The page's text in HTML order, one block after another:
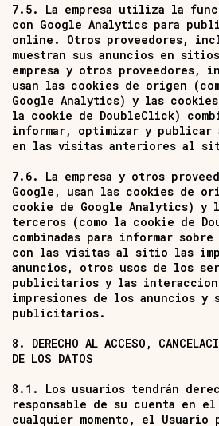
7.5. La empresa utiliza la
con Google Analytics para
online. Otros proveedores,
muestran sus anuncios en
empresa y otros proveedores,
usan las cookies de origen
Google Analytics) y las
la cookie de DoubleClick)
informar, optimizar y publicar
en las visitas anteriores al
7.6. La empresa y otros
Google, usan las cookies de
cookie de Google Analytics) y
terceros (como la cookie de
combinadas para informar
con las visitas al sitio las
anuncios, otros usos de los
publicitarios y las
impresiones de los anuncios y
publicitarios.
8. DERECHO AL ACCESO,
DE LOS DATOS
8.1. Los usuarios tendrán
responsable de su cuenta en
cualquier momento, el